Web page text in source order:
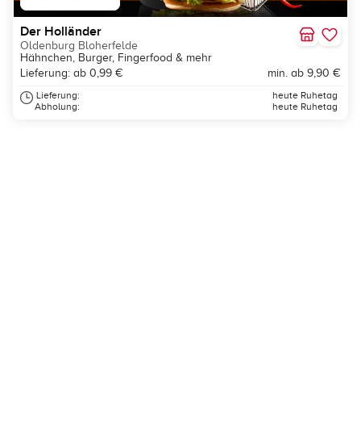
Der Holländer
Oldenburg Bloherfelde
Hähnchen, Burger, Fingerfood & mehr
Lieferung: ab 0,99 €
min. ab 9,90 €
Lieferung:
Abholung:
heute Ruhetag
heute Ruhetag